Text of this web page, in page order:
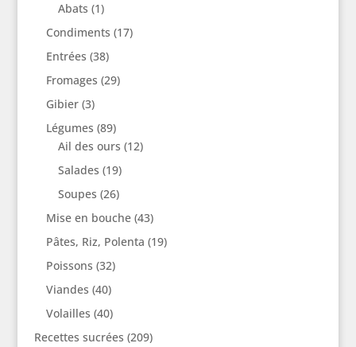
Abats (1)
Condiments (17)
Entrées (38)
Fromages (29)
Gibier(3)
Légumes (89)
Ail des ours (12)
Salades (19)
Soupes (26)
Mise en bouche(43)
Pâtes, Riz, Polenta (19)
Poissons (32)
Viandes (40)
Volailles (40)
Recettes sucrées (209)